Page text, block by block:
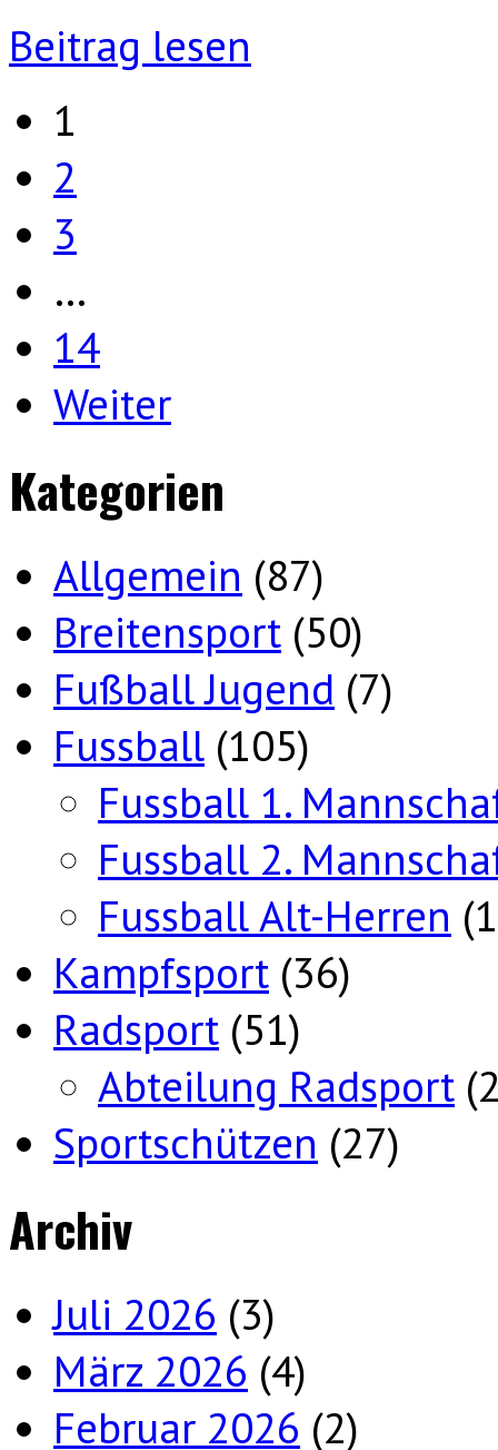
Beitrag lesen
1
2
3
…
14
Weiter
Kategorien
Allgemein (87)
Breitensport (50)
Fußball Jugend (7)
Fussball (105)
Fussball 1.
Fussball 2.
Fussball Alt-Herren
Kampfsport (36)
Radsport (51)
Abteilung Radsport
Sportschützen (27)
Archiv
Juli 2026 (3)
März 2026 (4)
Februar 2026 (2)